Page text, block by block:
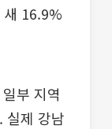
새 16.9%
부 지역
실제 강남